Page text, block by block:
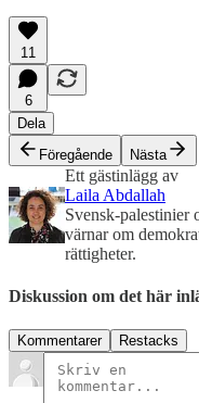
11
6
Dela
Föregående
Nästa
Ett gästinlägg av
Laila Abdallah
Svensk-palestinier
värnar om
rättigheter.
Diskussion om det här
Kommentarer Restacks